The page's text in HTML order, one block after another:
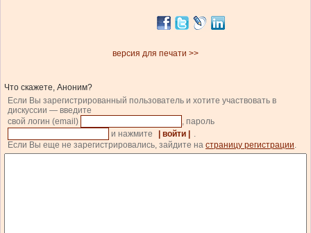
версия для печати >>
Что скажете, Аноним?
Если Вы зарегистрированный пользователь и хотите участвовать в
дискуссии — введите
свой логин (email)
, пароль
и нажмите
| войти |
.
Если Вы еще не зарегистрировались, зайдите на страницу регистрации.